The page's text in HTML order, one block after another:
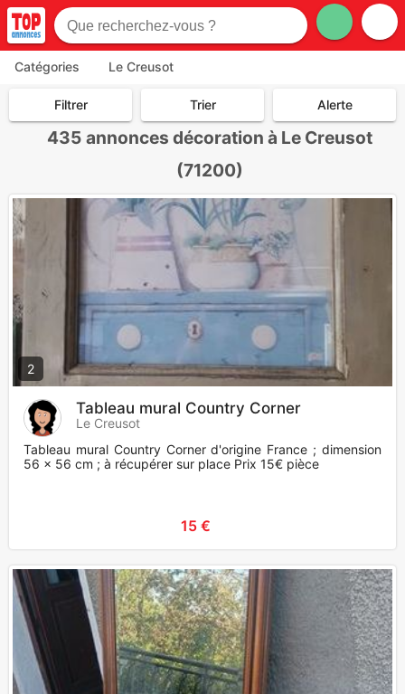
Catégories Le Creusot
Filtrer Trier Alerte
435 annonces décoration à Le Creusot
(71200)
2
Tableau mural Country Corner
Le Creusot
Tableau mural Country Corner d'origine France ; dimension
56 x 56 cm ; à récupérer sur place Prix 15€ pièce
15 €